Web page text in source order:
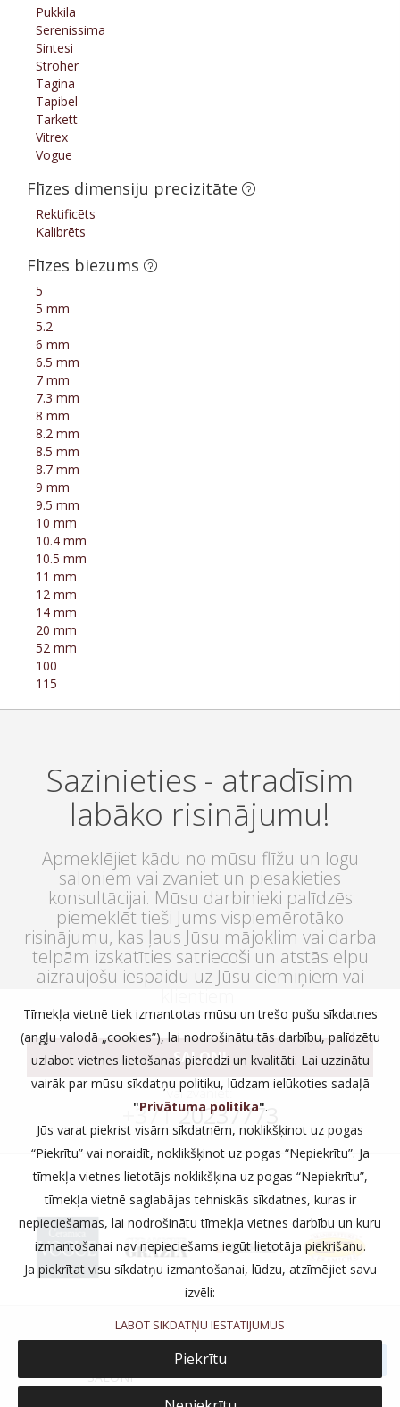
Pukkila
Serenissima
Sintesi
Ströher
Tagina
Tapibel
Tarkett
Vitrex
Vogue
Flīzes dimensiju precizitāte
Rektificēts
Kalibrēts
Flīzes biezums
5
5 mm
5.2
6 mm
6.5 mm
7 mm
7.3 mm
8 mm
8.2 mm
8.5 mm
8.7 mm
9 mm
9.5 mm
10 mm
10.4 mm
10.5 mm
11 mm
12 mm
14 mm
20 mm
52 mm
100
115
Sazinieties - atradīsim
labāko risinājumu!
Apmeklējiet kādu no mūsu flīžu un logu
saloniem vai zvaniet un piesakieties
konsultācijai. Mūsu darbinieki palīdzēs
piemeklēt tieši Jums vispiemērotāko
risinājumu, kas ļaus Jūsu mājoklim vai darba
telpām izskatīties satriecoši un atstās elpu
aizraujošu iespaidu uz Jūsu ciemiņiem vai
SALONI
vai zvaniet:
+37120237773
SALONI
Tīmekļa vietnē tiek izmantotas mūsu un trešo pušu sīkdatnes
(angļu valodā „cookies”), lai nodrošinātu tās darbību, palīdzētu
uzlabot vietnes lietošanas pieredzi un kvalitāti. Lai uzzinātu
vairāk par mūsu sīkdatņu politiku, lūdzam ielūkoties sadaļā
"Privātuma politika".
Jūs varat piekrist visām sīkdatnēm, noklikšķinot uz pogas
“Piekrītu” vai noraidīt, noklikšķinot uz pogas “Nepiekrītu”. Ja
tīmekļa vietnes lietotājs noklikšķina uz pogas “Nepiekrītu”,
tīmekļa vietnē saglabājas tehniskās sīkdatnes, kuras ir
nepieciešamas, lai nodrošinātu tīmekļa vietnes darbību un kuru
izmantošanai nav nepieciešams iegūt lietotāja piekrišanu.
Ja piekrītat visu sīkdatņu izmantošanai, lūdzu, atzīmējiet savu
izvēli:
LABOT SĪKDATŅU IESTATĪJUMUS
Piekrītu